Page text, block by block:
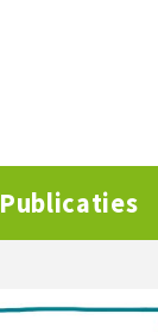
Publicaties